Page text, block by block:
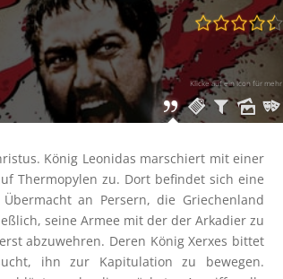
Klicke auf ein Icon für mehr
König Leonidas marschiert mit einer
Thermopylen zu. Dort befindet sich eine
an Persern, die Griechenland
seine Armee mit der der Arkadier zu
abzuwehren. Deren König Xerxes bittet
ihn zur Kapitulation zu bewegen.